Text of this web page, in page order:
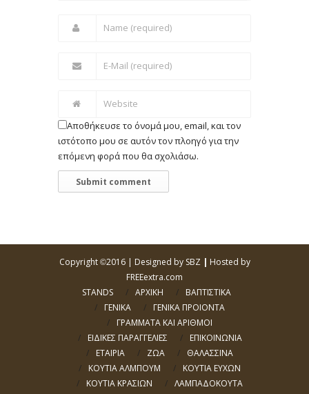
Αποθήκευσε το όνομά μου, email, και τον
ιστότοπο μου σε αυτόν τον πλοηγό για την
επόμενη φορά που θα σχολιάσω.
Copyright ©2016 | Designed by SBZ | Hosted by
FREEextra.com
STANDS
ΑΡΧΙΚΗ
ΒΑΠΤΙΣΤΙΚΑ
ΓΕΝΙΚΑ
ΓΕΝΙΚΑ ΠΡΟΙΟΝΤΑ
ΓΡΑΜΜΑΤΑ ΚΑΙ ΑΡΙΘΜΟΙ
ΕΙΔΙΚΕΣ ΠΑΡΑΓΓΕΛΙΕΣ
ΕΠΙΚΟΙΝΩΝΙΑ
ΕΤΑΙΡΙΑ
ΖΩΑ
ΘΑΛΑΣΣΙΝΑ
ΚΟΥΤΙΑ ΑΛΜΠΟΥΜ
ΚΟΥΤΙΑ ΕΥΧΩΝ
ΚΟΥΤΙΑ ΚΡΑΣΙΩΝ
ΛΑΜΠΑΔΟΚΟΥΤΑ